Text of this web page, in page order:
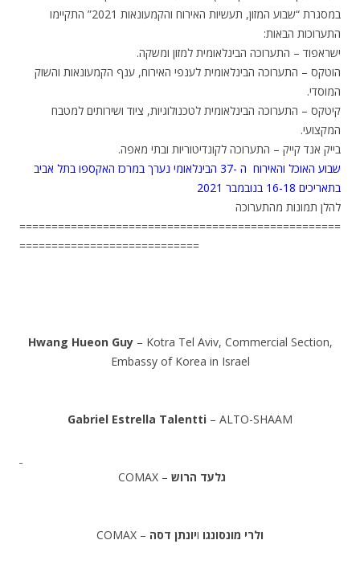
במסגרת “שבוע המזון, תעשיות האירוח והקמעונאות 2021” התקיימו
התערוכות הבאות:
ישראפוד – התערוכה הבינלאומית למזון ומשקה.
הוטקס – התערוכה הבינלאומית לענפי האירוח, ענף הקמעונאות והשוק
המוסדי.
קיטקס – התערוכה הבינלאומית לטכנולוגיות, ציוד ושירותים למטבח
המקצועי.
בייק אנד קייק – התערוכה לקונדיטוריות ובתי מאפה.
שבוע האוכל והאירוח ה -37 הבינלאומי נערך במרכז האקספו בתל אביב
בתאריכים 16-18 בנובמבר 2021
להלן תמונות מהתערוכה
==================================================
============================
Hwang Hueon Guy– Kotra Tel Aviv, Commercial Section,
Embassy of Korea in Israel
Gabriel Estrella Talentti – ALTO-SHAAM
גלעד הרוש – COMAX
ולרי מונסונגו ויונתן דסה – COMAX